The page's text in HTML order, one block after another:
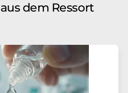
dem Ressort